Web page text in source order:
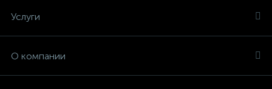
Услуги
О компании